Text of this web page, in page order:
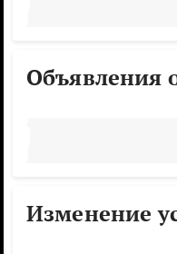
Объявления
Изменение